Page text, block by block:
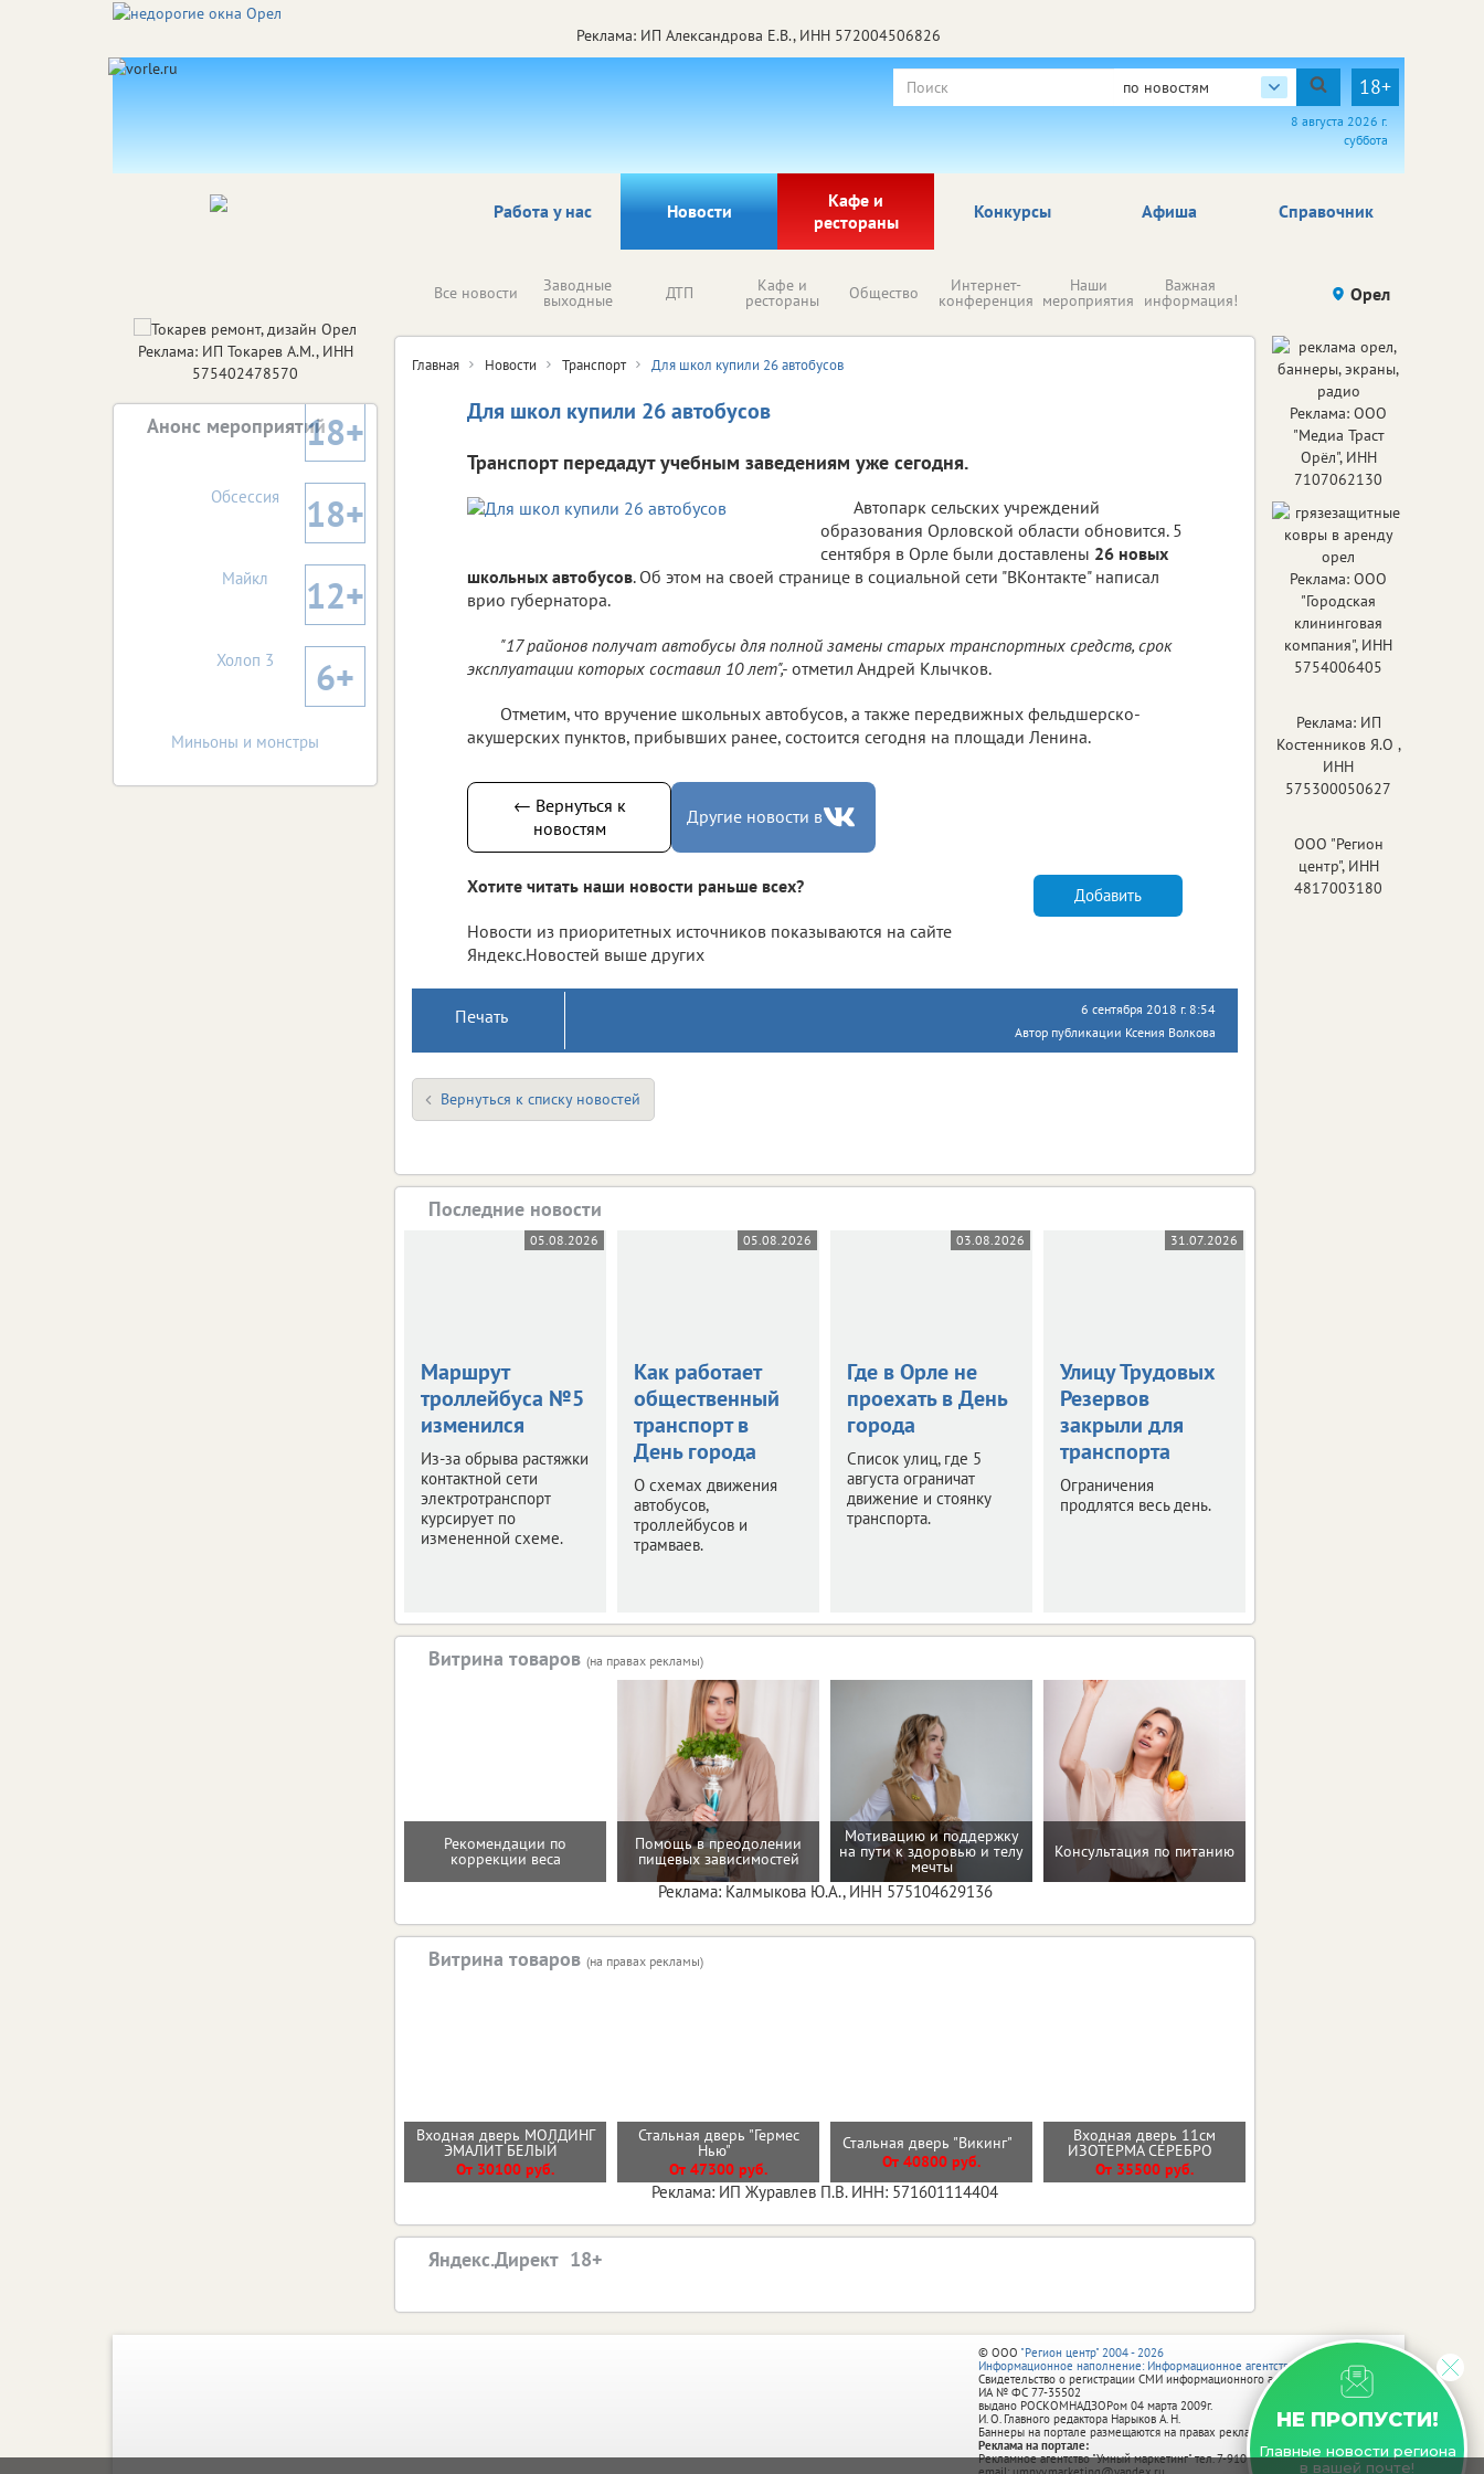
Реклама: ИП Александрова Е.В., ИНН 572004506826
по новостям 18+
8 августа 2026 г.
суббота
Работа у нас Новости
Кафе и
рестораны
Афиша Справочник
Конкурсы
Все новости Заводные
выходные ДТП Кафе и
рестораны Общество Интернет-
конференция
Наши
мероприятия
Важная
информация! Происшествия Здоровье
Орел
Главная Новости Транспорт Для школ купили 26 автобусов
Для школ купили 26 автобусов
Транспорт передадут учебным заведениям уже сегодня.
Автопарк сельских учреждений
образования Орловской области обновится. 5
сентября в Орле были доставлены 26 новых
школьных автобусов. Об этом на своей странице в социальной сети "ВКонтакте" написал
врио губернатора.
"17 районов получат автобусы для полной замены старых транспортных средств, срок
эксплуатации которых составил 10 лет",- отметил Андрей Клычков.
Отметим, что вручение школьных автобусов, а также передвижных фельдшерско-
акушерских пунктов, прибывших ранее, состоится сегодня на площади Ленина.
← Вернуться к
новостям
Другие новости в
Хотите читать наши новости раньше всех?
Новости из приоритетных источников показываются на сайте
Яндекс.Новостей выше других
Добавить
Печать
6 сентября 2018 г. 8:54
Автор публикации Ксения Волкова
Вернуться к списку новостей
Последние новости
05.08.2026
Маршрут
троллейбуса №5
изменился
Из-за обрыва растяжки
контактной сети
электротранспорт
курсирует по
измененной схеме.
05.08.2026
Как работает
общественный
транспорт в
День города
О схемах движения
автобусов,
троллейбусов и
трамваев.
03.08.2026
Где в Орле не
проехать в День
города
Список улиц, где 5
августа ограничат
движение и стоянку
транспорта.
31.07.2026
Улицу Трудовых
Резервов
закрыли для
транспорта
Ограничения
продлятся весь день.
Витрина товаров (на правах рекламы)
Рекомендации по
коррекции веса
Помощь в преодолении
пищевых зависимостей
Мотивацию и поддержку
на пути к здоровью и телу
мечты
Консультация по питанию
Реклама: Калмыкова Ю.А., ИНН 575104629136
Витрина товаров (на правах рекламы)
Входная дверь МОЛДИНГ
ЭМАЛИТ БЕЛЫЙ
От 30100 руб.
Стальная дверь "Гермес
Нью"
От 47300 руб.
Стальная дверь "Викинг"
От 40800 руб.
Входная дверь 11см
ИЗОТЕРМА СЕРЕБРО
От 35500 руб.
Реклама: ИП Журавлев П.В. ИНН: 571601114404
Яндекс.Директ
Реклама: ИП Токарев А.М., ИНН
575402478570
Анонс мероприятий18+
Обсессия 18+
Майкл 12+
Холоп 3 6+
Миньоны и монстры
Реклама: ООО
"Медиа Траст
Орёл", ИНН
7107062130
Реклама: ООО
"Городская
клининговая
компания", ИНН
5754006405
Реклама: ИП
Костенников Я.О ,
ИНН
575300050627
ООО "Регион
центр", ИНН
4817003180
НЕ ПРОПУСТИ!
Главные новости региона
в вашей почте!
© ООО "Регион центр" 2004 - 2026
Информационное наполнение: Информационное агентство vRossii.ru
Свидетельство о регистрации СМИ информационного агентства vRossii.ru
ИА № ФС 77‑35502
выдано РОСКОМНАДЗОРом 04 марта 2009г.
И. О. Главного редактора Нарыков А. Н.
Баннеры на портале размещаются на правах рекламы.
Реклама на портале:
Рекламное агентство "Умный маркетинг" тел. 7-910-267-70-40,